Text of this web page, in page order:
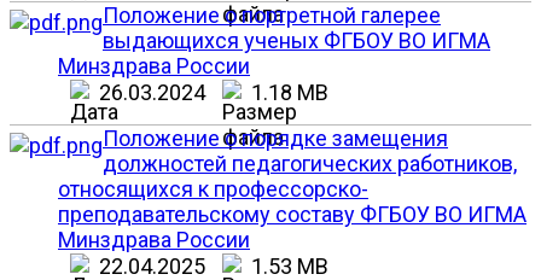
Положение о портретной галерее
выдающихся ученых ФГБОУ ВО ИГМА
Минздрава России
26.03.2024
1.18 MB
Положение о порядке замещения
должностей педагогических работников,
относящихся к профессорско-
преподавательскому составу ФГБОУ ВО ИГМА
Минздрава России
22.04.2025
1.53 MB